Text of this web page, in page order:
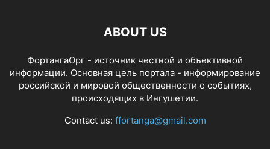
ABOUT US
ФортангаОрг - источник честной и объективной
информации. Основная цель портала - информирование
российской и мировой общественности о событиях,
происходящих в Ингушетии.
Contact us: ffortanga@gmail.com